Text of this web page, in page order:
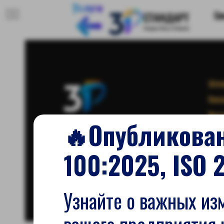
Услуги
100:2025, ISO
Узнайте о важных
© 2022 Все права защищены 3Р Стандарт
Политика конфиденциальности